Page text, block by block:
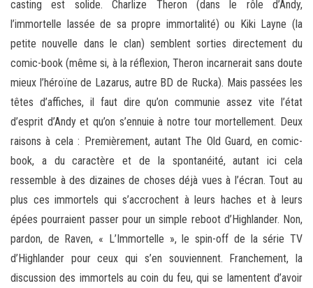
casting est solide. Charlize Theron (dans le rôle d’Andy,
l’immortelle lassée de sa propre immortalité) ou Kiki Layne (la
petite nouvelle dans le clan) semblent sorties directement du
comic-book (même si, à la réflexion, Theron incarnerait sans doute
mieux l’héroïne de Lazarus, autre BD de Rucka). Mais passées les
têtes d’affiches, il faut dire qu’on communie assez vite l’état
d’esprit d’Andy et qu’on s’ennuie à notre tour mortellement. Deux
raisons à cela : Premièrement, autant The Old Guard, en comic-
book, a du caractère et de la spontanéité, autant ici cela
ressemble à des dizaines de choses déjà vues à l’écran. Tout au
plus ces immortels qui s’accrochent à leurs haches et à leurs
épées pourraient passer pour un simple reboot d’Highlander. Non,
pardon, de Raven, « L’Immortelle », le spin-off de la série TV
d’Highlander pour ceux qui s’en souviennent. Franchement, la
discussion des immortels au coin du feu, qui se lamentent d’avoir